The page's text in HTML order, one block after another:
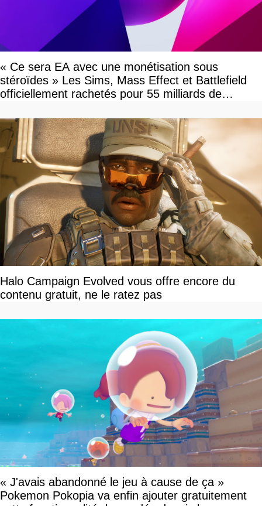
« Ce sera EA avec une monétisation sous
stéroïdes » Les Sims, Mass Effect et Battlefield
officiellement rachetés pour 55 milliards de
Halo Campaign Evolved vous offre encore du
contenu gratuit, ne le ratez pas
« J'avais abandonné le jeu à cause de ça »
Pokemon Pokopia va enfin ajouter gratuitement